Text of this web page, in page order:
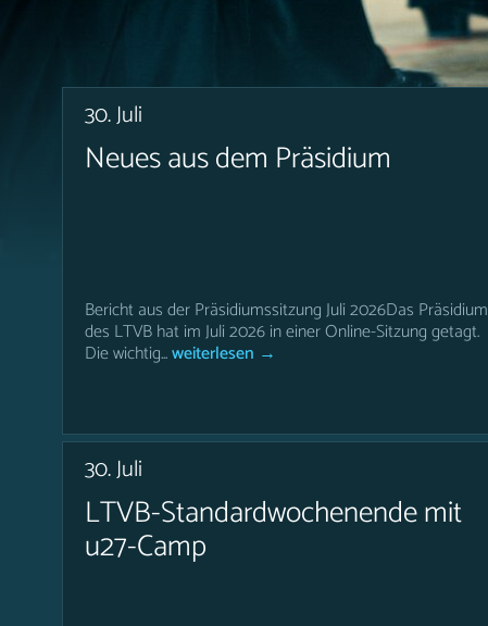
30. Juli
Neues aus dem Präsidium
Bericht aus der Präsidiumssitzung Juli 2026Das Präsidium
des LTVB hat im Juli 2026 in einer Online-Sitzung getagt.
Die wichtig...weiterlesen →
30. Juli
LTVB-Standardwochenende mit
u27-Camp